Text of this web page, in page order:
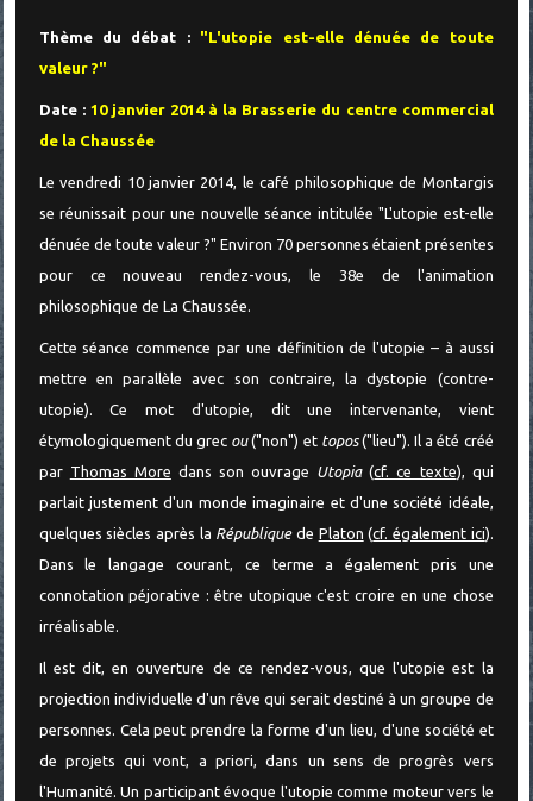
Thème du débat : "L'utopie est-elle dénuée de toute
valeur ?"
Date : 10 janvier 2014 à la Brasserie du centre commercial
de la Chaussée
Le vendredi 10 janvier 2014, le café philosophique de Montargis
se réunissait pour une nouvelle séance intitulée "L'utopie est-elle
dénuée de toute valeur ?" Environ 70 personnes étaient présentes
pour ce nouveau rendez-vous, le 38e de l'animation
philosophique de La Chaussée.
Cette séance commence par une définition de l'utopie – à aussi
mettre en parallèle avec son contraire, la dystopie (contre-
utopie). Ce mot d'utopie, dit une intervenante, vient
étymologiquement du grec ou("non") et topos("lieu"). Il a été créé
par Thomas More dans son ouvrage Utopia(cf. ce texte), qui
parlait justement d'un monde imaginaire et d'une société idéale,
quelques siècles après la Républiquede Platon (cf. également ici).
Dans le langage courant, ce terme a également pris une
connotation péjorative : être utopique c'est croire en une chose
irréalisable.
Il est dit, en ouverture de ce rendez-vous, que l'utopie est la
projection individuelle d'un rêve qui serait destiné à un groupe de
personnes. Cela peut prendre la forme d'un lieu, d'une société et
de projets qui vont, a priori, dans un sens de progrès vers
l'Humanité. Un participant évoque l'utopie comme moteur vers le